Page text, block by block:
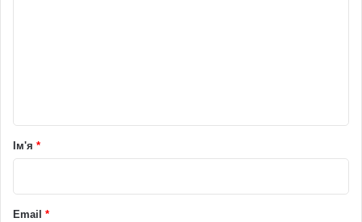
рІм'я *
Email *